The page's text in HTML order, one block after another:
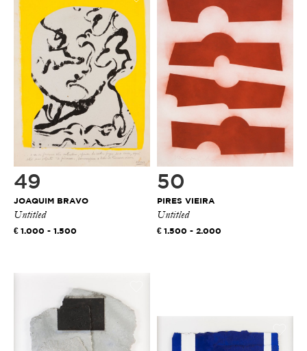
49
JOAQUIM BRAVO
Untitled
1.000 - 1.500
50
PIRES VIEIRA
Untitled
1.500 - 2.000